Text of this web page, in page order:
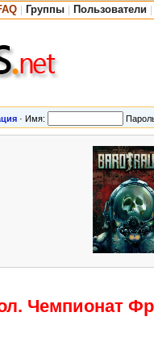
Группы Пользователи
· Имя:
Чемпионат